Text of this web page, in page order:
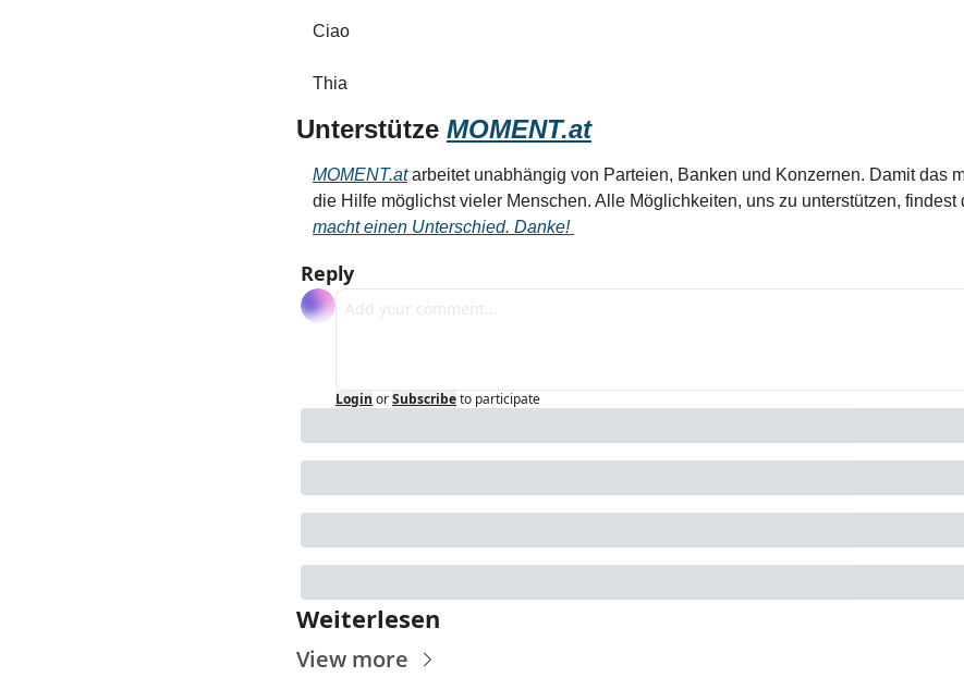
Ciao
Thia
Unterstütze MOMENT.at
MOMENT.at arbeitet unabhängig von Parteien, Banken und Konzernen. Damit das
die Hilfe möglichst vieler Menschen. Alle Möglichkeiten, uns zu unterstützen, findest
macht einen Unterschied. Danke!
Reply
Login orSubscribeto participate
Weiterlesen
View more